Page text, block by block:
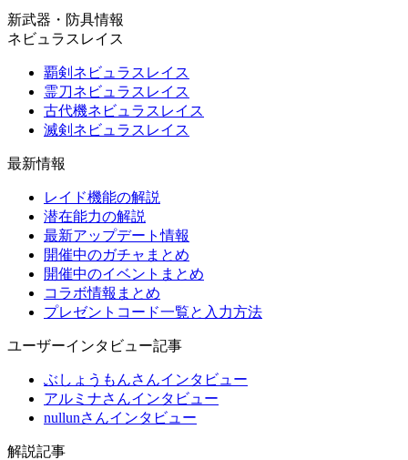
新武器・防具情報
ネビュラスレイス
覇剣ネビュラスレイス
霊刀ネビュラスレイス
古代機ネビュラスレイス
滅剣ネビュラスレイス
最新情報
レイド機能の解説
潜在能力の解説
最新アップデート情報
開催中のガチャまとめ
開催中のイベントまとめ
コラボ情報まとめ
プレゼントコード一覧と入力方法
ユーザーインタビュー記事
ぶしょうもんさんインタビュー
アルミナさんインタビュー
nullunさんインタビュー
解説記事